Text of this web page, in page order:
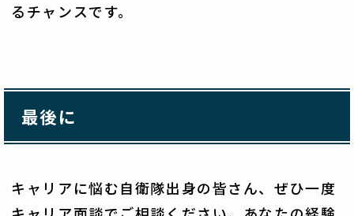
るチャンスです。
最後に
キャリアに悩む自衛隊出身の皆さん、ぜひ一度